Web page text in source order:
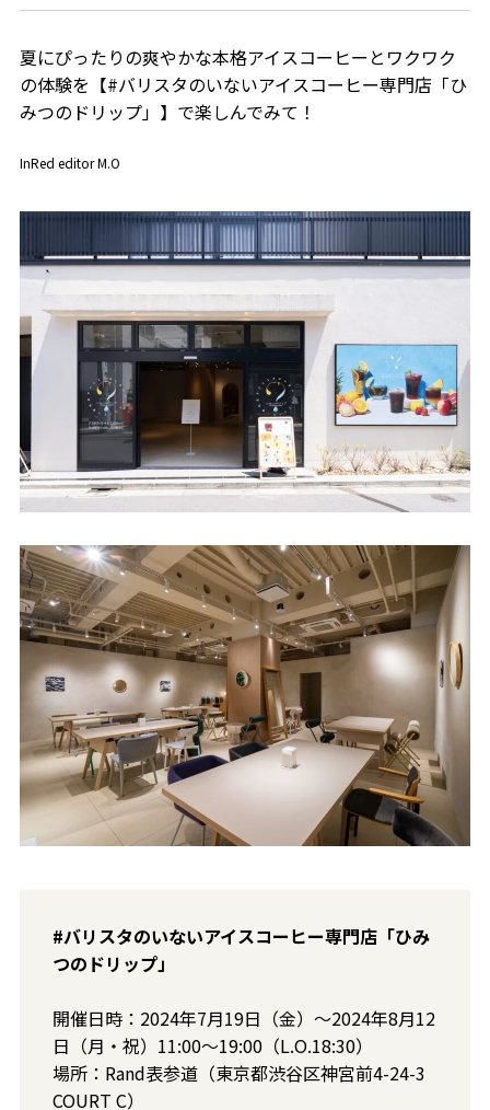
夏にぴったりの爽やかな本格アイスコーヒーとワクワク
の体験を【#バリスタのいないアイスコーヒー専門店「ひ
みつのドリップ」】で楽しんでみて！
InRed editor M.O
#バリスタのいないアイスコーヒー専門店「ひみ
つのドリップ」
開催日時：2024年7月19日（金）～2024年8月12
日（月・祝）11:00～19:00（L.O.18:30）
場所：Rand表参道（東京都渋谷区神宮前4-24-3
COURT C）